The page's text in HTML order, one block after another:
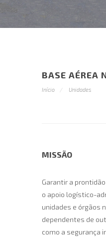
BASE AÉREA
Início Unidades
MISSÃO
Garantir a
o apoio logístico-
unidades e órgãos
dependentes de
como a segurança